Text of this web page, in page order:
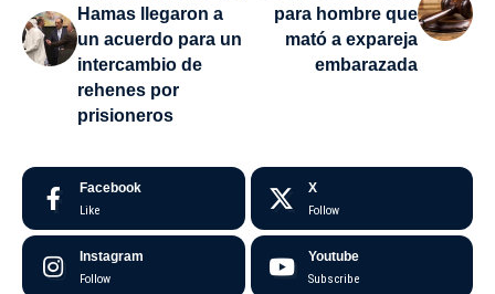
Hamas llegaron a
un acuerdo para un
intercambio de
rehenes por
prisioneros
para hombre que
mató a expareja
embarazada
Facebook
Like
X
Follow
Instagram
Follow
Youtube
Subscribe